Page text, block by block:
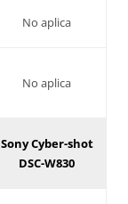
No aplica
No aplica
Sony Cyber-shot
DSC-W830